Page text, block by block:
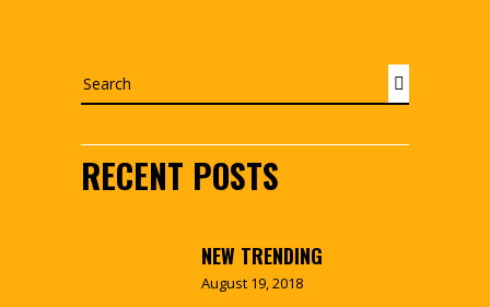
Search
RECENT POSTS
NEW TRENDING
August 19, 2018